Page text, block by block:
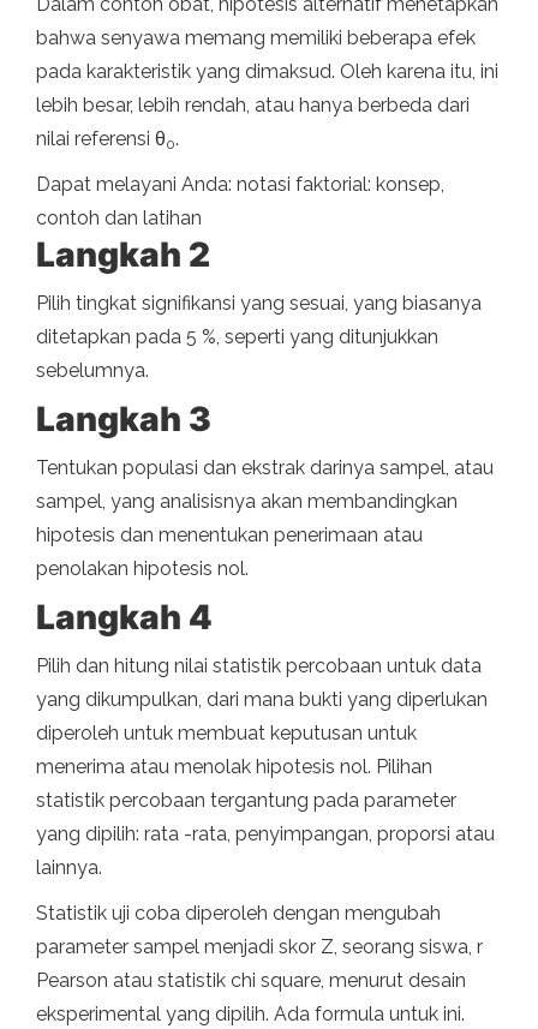
bahwa senyawa memang memiliki beberapa efek
pada karakteristik yang dimaksud. Oleh karena itu, ini
lebih besar, lebih rendah, atau hanya berbeda dari
nilai referensi θ0.
Dapat melayani Anda: notasi faktorial: konsep,
contoh dan latihan
Langkah 2
Pilih tingkat signifikansi yang sesuai, yang biasanya
ditetapkan pada 5 %, seperti yang ditunjukkan
sebelumnya.
Langkah 3
Tentukan populasi dan ekstrak darinya sampel, atau
sampel, yang analisisnya akan membandingkan
hipotesis dan menentukan penerimaan atau
penolakan hipotesis nol.
Langkah 4
Pilih dan hitung nilai statistik percobaan untuk data
yang dikumpulkan, dari mana bukti yang diperlukan
diperoleh untuk membuat keputusan untuk
menerima atau menolak hipotesis nol. Pilihan
statistik percobaan tergantung pada parameter
yang dipilih: rata -rata, penyimpangan, proporsi atau
lainnya.
Statistik uji coba diperoleh dengan mengubah
parameter sampel menjadi skor Z, seorang siswa, r
Pearson atau statistik chi square, menurut desain
eksperimental yang dipilih. Ada formula untuk ini.